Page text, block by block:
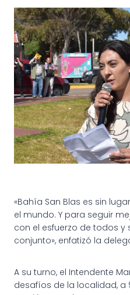
«Bahía San Blas es sin
el mundo. Y para seguir
con el esfuerzo de todos
conjunto», enfatizó la
A su turno, el Intendente
desafíos de la localidad, a